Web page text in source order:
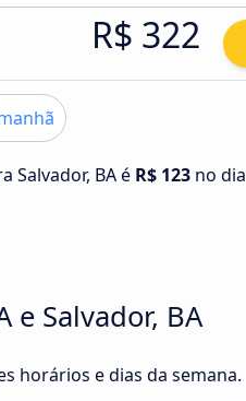
R$ 322
Salvador, BA é R$ 123 no dia
Salvador, BA
horários e dias da semana.